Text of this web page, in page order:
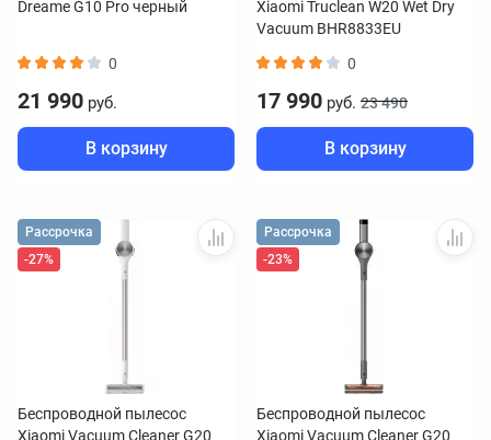
Dreame G10 Pro черный
0
21 990 руб.
В корзину
Xiaomi Truclean W20 Wet Dry
Vacuum BHR8833EU
0
17 990 руб. 23 490
В корзину
Рассрочка
-27%
Беспроводной пылесос
Xiaomi Vacuum Cleaner G20
Рассрочка
-23%
Беспроводной пылесос
Xiaomi Vacuum Cleaner G20